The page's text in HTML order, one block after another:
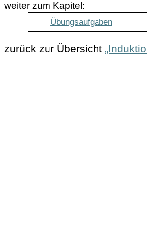
weiter zum Kapitel:
Übungsaufgaben
zurück zur Übersicht